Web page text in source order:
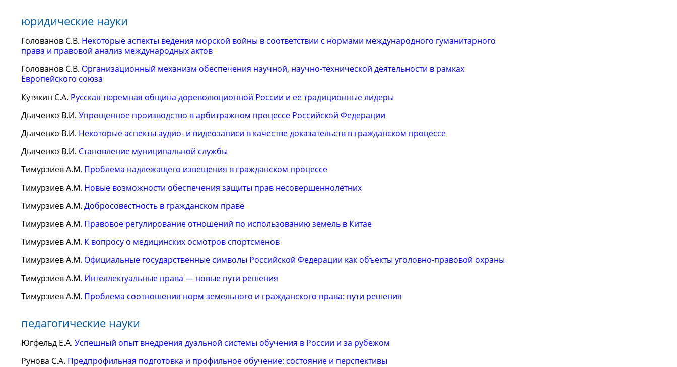
юридические науки
Голованов С.В. Некоторые аспекты ведения морской войны в соответствии с нормами международного гуманитарного
права и правовой анализ международных актов
Голованов С.В. Организационный механизм обеспечения научной, научно-технической деятельности в рамках
Европейского союза
Кутякин С.А. Русская тюремная община дореволюционной России и ее традиционные лидеры
Дьяченко В.И. Упрощенное производство в арбитражном процессе Российской Федерации
Дьяченко В.И. Некоторые аспекты аудио- и видеозаписи в качестве доказательств в гражданском процессе
Дьяченко В.И. Становление муниципальной службы
Тимурзиев А.М. Проблема надлежащего извещения в гражданском процессе
Тимурзиев А.М. Новые возможности обеспечения защиты прав несовершеннолетних
Тимурзиев А.М. Добросовестность в гражданском праве
Тимурзиев А.М. Правовое регулирование отношений по использованию земель в Китае
Тимурзиев А.М. К вопросу о медицинских осмотров спортсменов
Тимурзиев А.М. Официальные государственные символы Российской Федерации как объекты уголовно-правовой охраны
Тимурзиев А.М. Интеллектуальные права — новые пути решения
Тимурзиев А.М. Проблема соотношения норм земельного и гражданского права: пути решения
педагогические науки
Югфельд Е.А. Успешный опыт внедрения дуальной системы обучения в России и за рубежом
Рунова С.А. Предпрофильная подготовка и профильное обучение: состояние и перспективы